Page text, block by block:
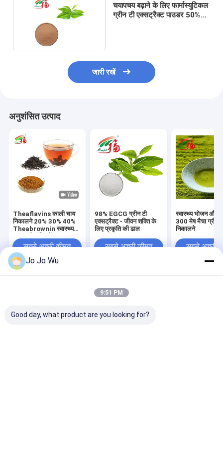
चयापचय बढ़ाने के लिए फार्मास्युटिकल
ग्रीन टी एक्सट्रैक्ट पाउडर 50%
जारी रखें
अनुशंसित उत्पाद
Theaflavins काली चाय
निकालने 20% 30% 40%
Theabrownin स्वास्थ्य
सबसे अच्छी कीमत
98% EGCG ग्रीन टी
एक्सट्रैक्ट - जीवन शक्ति के
लिए प्रकृति की ढाल
सबसे अच्छी कीमत
स्वास्थ्य भोजन और
300 मेष मैचा ग्रीन
निकालने
सबसे अच्छी
साइटमैप
गोपनीयता नीति
Sunfull Bio-Tech Co., Ltd. All Rights Reserved.
Jo Jo Wu
9:51 PM
Good day, what product are you looking for?